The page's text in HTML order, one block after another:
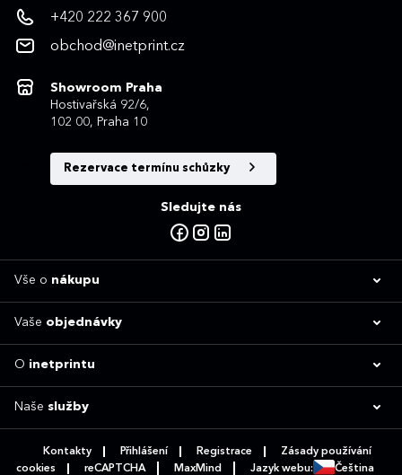
+420 222 367 900
obchod@inetprint.cz
Showroom Praha
Hostivařská 92/6,
102 00, Praha 10
Rezervace termínu schůzky
Sledujte nás
Vše o nákupu
Vaše objednávky
O inetprintu
Naše služby
Kontakty Přihlášení Registrace
Zásady používání
cookies
reCAPTCHA MaxMind Jazyk webu: Čeština